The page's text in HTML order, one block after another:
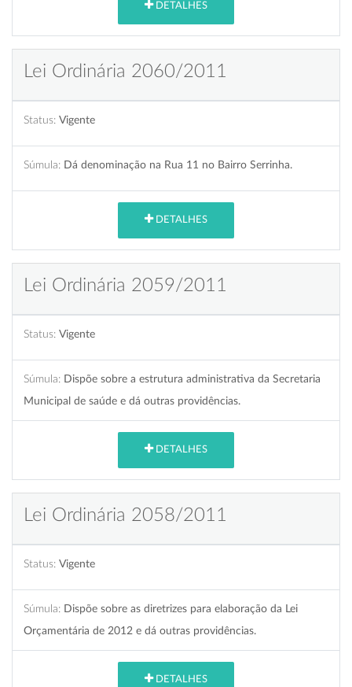
DETALHES
Lei Ordinária 2060/2011
Status: Vigente
Súmula: Dá denominação na Rua 11 no Bairro Serrinha.
DETALHES
Lei Ordinária 2059/2011
Status: Vigente
Súmula: Dispõe sobre a estrutura administrativa da Secretaria
Municipal de saúde e dá outras providências.
DETALHES
Lei Ordinária 2058/2011
Status: Vigente
Súmula: Dispõe sobre as diretrizes para elaboração da Lei
Orçamentária de 2012 e dá outras providências.
DETALHES